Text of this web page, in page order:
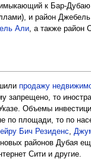
к Бар-
и район
Али, а также район
продажу
то
Объемы
площади, то по
Бич Резиденс
районов Дубая
Сити и другие.